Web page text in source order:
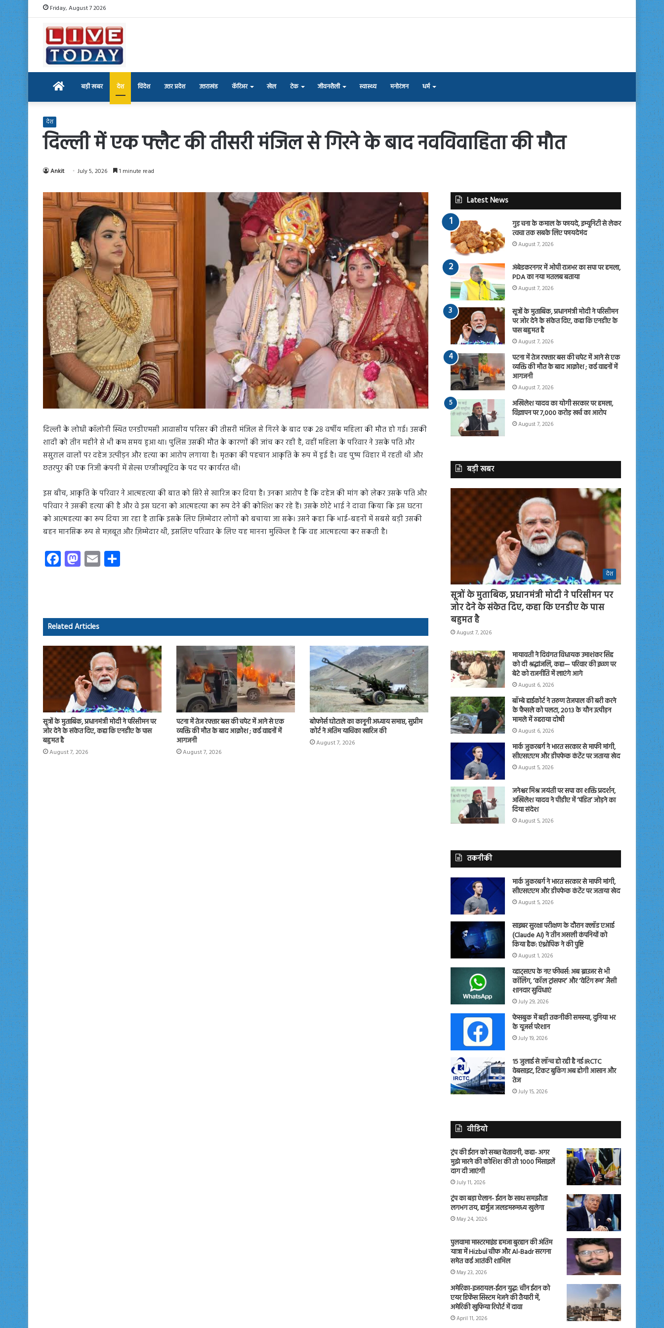
Friday, August 7 2026
Home बड़ी खबर देश विदेश उत्तर प्रदेश उत्तराखंड कॅरिअर खेल टेक जीवनशैली स्वास्थ्य मनोरंजन धर्म
देश
दिल्ली में एक फ्लैट की तीसरी मंजिल से गिरने के बाद नवविवाहिता की मौत
Ankit July 5, 2026 1 minute read
दिल्ली के लोधी कॉलोनी स्थित एनडीएमसी आवासीय परिसर की तीसरी मंजिल से गिरने के बाद एक 28 वर्षीय महिला की मौत हो गई। उसकी
शादी को तीन महीने से भी कम समय हुआ था। पुलिस उसकी मौत के कारणों की जांच कर रही है, वहीं महिला के परिवार ने उसके पति और
ससुराल वालों पर दहेज उत्पीड़न और हत्या का आरोप लगाया है। मृतका की पहचान आकृति के रूप में हुई है। वह पुष्प विहार में रहती थी और
छतरपुर की एक निजी कंपनी में सेल्स एग्जीक्यूटिव के पद पर कार्यरत थी।
इस बीच, आकृति के परिवार ने आत्महत्या की बात को सिरे से खारिज कर दिया है। उनका आरोप है कि दहेज की मांग को लेकर उसके पति और
परिवार ने उसकी हत्या की है और वे इस घटना को आत्महत्या का रूप देने की कोशिश कर रहे हैं। उसके छोटे भाई ने दावा किया कि इस घटना
को आत्महत्या का रूप दिया जा रहा है ताकि इसके लिए ज़िम्मेदार लोगों को बचाया जा सके। उसने कहा कि भाई-बहनों में सबसे बड़ी उसकी
बहन मानसिक रूप से मज़बूत और ज़िम्मेदार थी, इसलिए परिवार के लिए यह मानना ​​मुश्किल है कि वह आत्महत्या कर सकती है।
Fa
ce
ok
M
as
o
n
E
m
Related Articles
सूत्रों के मुताबिक, प्रधानमंत्री मोदी ने परिसीमन पर
जोर देने के संकेत दिए, कहा कि एनडीए के पास
बहुमत है
August 7, 2026
पटना में तेज रफ्तार बस की चपेट में आने से एक
व्यक्ति की मौत के बाद आक्रोश ; कई वाहनों में
आगजनी
August 7, 2026
बोफोर्स घोटाले का कानूनी अध्याय समाप्त, सुप्रीम
कोर्ट ने अंतिम याचिका खारिज की
August 7, 2026
Latest News
गुड़ चना के कमाल के फायदे, इम्यूनिटी से लेकर
त्वचा तक सबके लिए फायदेमंद
August 7, 2026
अंबेडकरनगर में ओपी राजभर का सपा पर हमला,
PDA का नया मतलब बताया
August 7, 2026
सूत्रों के मुताबिक, प्रधानमंत्री मोदी ने परिसीमन
पर जोर देने के संकेत दिए, कहा कि एनडीए के
पास बहुमत है
August 7, 2026
पटना में तेज रफ्तार बस की चपेट में आने से एक
व्यक्ति की मौत के बाद आक्रोश ; कई वाहनों में
आगजनी
August 7, 2026
अखिलेश यादव का योगी सरकार पर हमला,
विज्ञापन पर 7,000 करोड़ खर्च का आरोप
August 7, 2026
बड़ी खबर
देश
सूत्रों के मुताबिक, प्रधानमंत्री मोदी ने परिसीमन पर
जोर देने के संकेत दिए, कहा कि एनडीए के पास
बहुमत है
August 7, 2026
मायावती ने दिवंगत विधायक उमाशंकर सिंह
को दी श्रद्धांजलि, कहा— परिवार की इच्छा पर
बेटे को राजनीति में लाएंगे आगे
August 6, 2026
बॉम्बे हाईकोर्ट ने तरुण तेजपाल की बरी करने
के फैसले को पलटा, 2013 के यौन उत्पीड़न
मामले में ठहराया दोषी
August 6, 2026
मार्क जुकरबर्ग ने भारत सरकार से माफी मांगी,
सीएसएएम और डीपफेक कंटेंट पर जताया खेद
August 5, 2026
जनेश्वर मिश्र जयंती पर सपा का शक्ति प्रदर्शन,
अखिलेश यादव ने पीडीए में ‘पंडित’ जोड़ने का
दिया संदेश
August 5, 2026
तकनीकी
मार्क जुकरबर्ग ने भारत सरकार से माफी मांगी,
सीएसएएम और डीपफेक कंटेंट पर जताया खेद
August 5, 2026
साइबर सुरक्षा परीक्षण के दौरान क्लॉड एआई
(Claude AI) ने तीन असली कंपनियों को
किया हैक: एंथ्रोपिक ने की पुष्टि
August 1, 2026
व्हाट्सएप के नए फीचर्स: अब ब्राउजर से भी
कॉलिंग, ‘कॉल ट्रांसफर’ और ‘वेटिंग रूम’ जैसी
शानदार सुविधाएं
July 29, 2026
फेसबुक में बड़ी तकनीकी समस्या, दुनिया भर
के यूजर्स परेशान
July 19, 2026
15 जुलाई से लॉन्च हो रही है नई IRCTC
वेबसाइट, टिकट बुकिंग अब होगी आसान और
तेज
July 15, 2026
वीडियो
ट्रंप की ईरान को सख्त चेतावनी, कहा- अगर
मुझे मारने की कोशिश की तो 1000 मिसाइलें
दाग दी जाएंगी
July 11, 2026
ट्रंप का बड़ा ऐलान- ईरान के साथ समझौता
लगभग तय, हार्मुज जलडमरूमध्य खुलेगा
May 24, 2026
पुलवामा मास्टरमाइंड हमजा बुरहान की अंतिम
यात्रा में Hizbul चीफ और Al-Badr सरगना
समेत कई आतंकी शामिल
May 23, 2026
अमेरिका-इजरायल-ईरान युद्ध: चीन ईरान को
एयर डिफेंस सिस्टम भेजने की तैयारी में,
अमेरिकी खुफिया रिपोर्ट में दावा
April 11, 2026